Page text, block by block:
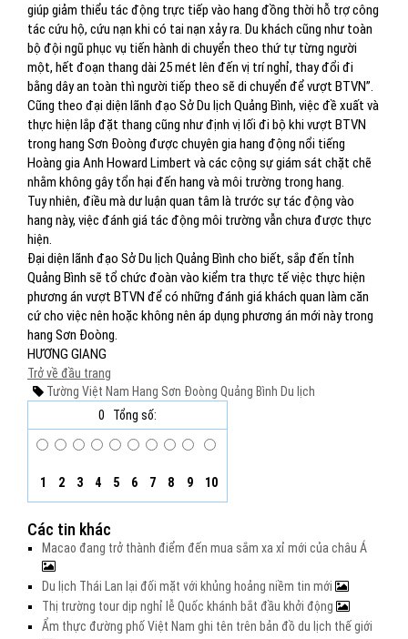
giúp giảm thiểu tác động trực tiếp vào hang đồng thời hỗ trợ công
tác cứu hộ, cứu nạn khi có tai nạn xảy ra. Du khách cũng như toàn
bộ đội ngũ phục vụ tiến hành di chuyển theo thứ tự từng người
một, hết đoạn thang dài 25 mét lên đến vị trí nghỉ, thay đổi đi
bằng dây an toàn thì người tiếp theo sẽ di chuyển để vượt BTVN”.
Cũng theo đại diện lãnh đạo Sở Du lịch Quảng Bình, việc đề xuất và
thực hiện lắp đặt thang cũng như định vị lối đi bộ khi vượt BTVN
trong hang Sơn Đoòng được chuyên gia hang động nổi tiếng
Hoàng gia Anh Howard Limbert và các cộng sự giám sát chặt chẽ
nhằm không gây tổn hại đến hang và môi trường trong hang.
Tuy nhiên, điều mà dư luận quan tâm là trước sự tác động vào
hang này, việc đánh giá tác động môi trường vẫn chưa được thực
hiện.
Đại diện lãnh đạo Sở Du lịch Quảng Bình cho biết, sắp đến tỉnh
Quảng Bình sẽ tổ chức đoàn vào kiểm tra thực tế việc thực hiện
phương án vượt BTVN để có những đánh giá khách quan làm căn
cứ cho việc nên hoặc không nên áp dụng phương án mới này trong
hang Sơn Đoòng.
HƯƠNG GIANG
Trở về đầu trang
Tường Việt Nam Hang Sơn Đoòng Quảng Bình Du lịch
0
Tổng số:
1 2 3 4 5 6 7 8 9 10
Các tin khác
Macao đang trở thành điểm đến mua sắm xa xỉ mới của châu Á
Du lịch Thái Lan lại đối mặt với khủng hoảng niềm tin mới
Thị trường tour dịp nghỉ lễ Quốc khánh bắt đầu khởi động
Ẩm thực đường phố Việt Nam ghi tên trên bản đồ du lịch thế giới